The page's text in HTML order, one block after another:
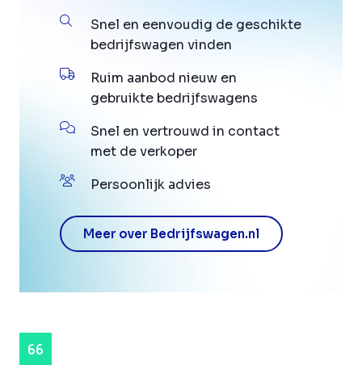
Snel en eenvoudig de geschikte
bedrijfswagen vinden
Ruim aanbod nieuw en
gebruikte bedrijfswagens
Snel en vertrouwd in contact
met de verkoper
Persoonlijk advies
Meer over Bedrijfswagen.nl